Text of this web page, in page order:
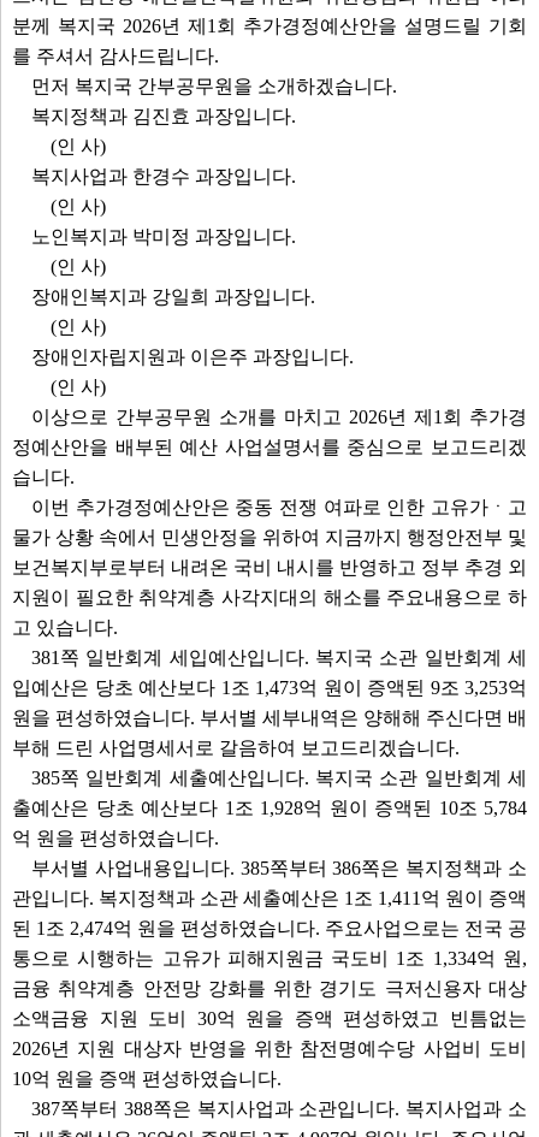
분께 복지국 2026년 제1회 추가경정예산안을 설명드릴 기회
를 주셔서 감사드립니다.
먼저 복지국 간부공무원을 소개하겠습니다.
복지정책과 김진효 과장입니다.
(인 사)
복지사업과 한경수 과장입니다.
(인 사)
노인복지과 박미정 과장입니다.
(인 사)
장애인복지과 강일희 과장입니다.
(인 사)
장애인자립지원과 이은주 과장입니다.
(인 사)
이상으로 간부공무원 소개를 마치고 2026년 제1회 추가경
정예산안을 배부된 예산 사업설명서를 중심으로 보고드리겠
습니다.
이번 추가경정예산안은 중동 전쟁 여파로 인한 고유가ㆍ고
물가 상황 속에서 민생안정을 위하여 지금까지 행정안전부 및
보건복지부로부터 내려온 국비 내시를 반영하고 정부 추경 외
지원이 필요한 취약계층 사각지대의 해소를 주요내용으로 하
고 있습니다.
381쪽 일반회계 세입예산입니다. 복지국 소관 일반회계 세
입예산은 당초 예산보다 1조 1,473억 원이 증액된 9조 3,253억
원을 편성하였습니다. 부서별 세부내역은 양해해 주신다면 배
부해 드린 사업명세서로 갈음하여 보고드리겠습니다.
385쪽 일반회계 세출예산입니다. 복지국 소관 일반회계 세
출예산은 당초 예산보다 1조 1,928억 원이 증액된 10조 5,784
억 원을 편성하였습니다.
부서별 사업내용입니다. 385쪽부터 386쪽은 복지정책과 소
관입니다. 복지정책과 소관 세출예산은 1조 1,411억 원이 증액
된 1조 2,474억 원을 편성하였습니다. 주요사업으로는 전국 공
통으로 시행하는 고유가 피해지원금 국도비 1조 1,334억 원,
금융 취약계층 안전망 강화를 위한 경기도 극저신용자 대상
소액금융 지원 도비 30억 원을 증액 편성하였고 빈틈없는
2026년 지원 대상자 반영을 위한 참전명예수당 사업비 도비
10억 원을 증액 편성하였습니다.
387쪽부터 388쪽은 복지사업과 소관입니다. 복지사업과 소